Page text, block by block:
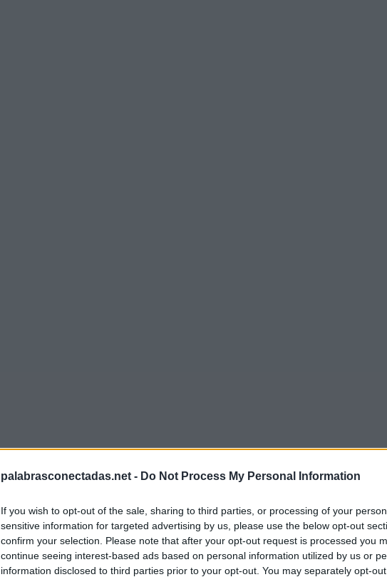
palabrasconectadas.net - Do Not Process My Personal Information
If you wish to opt-out of the sale, sharing to third parties, or processing of your
sensitive information for targeted advertising by us, please use the below opt-out
confirm your selection. Please note that after your opt-out request is processed you
continue seeing interest-based ads based on personal information utilized by us or
information disclosed to third parties prior to your opt-out. You may separately opt-